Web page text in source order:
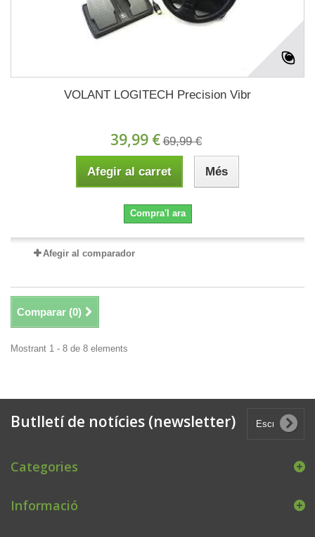
VOLANT LOGITECH Precision Vibr
39,99 € 69,99 €
Afegir al carret Més
Compra'l ara
Afegir al comparador
Comparar (0)
Mostrant 1 - 8 de 8 elements
Butlletí de notícies (newsletter)
Categories
Informació